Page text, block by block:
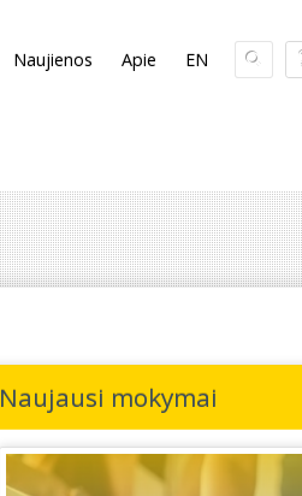
Naujienos Apie EN
Naujausi mokymai